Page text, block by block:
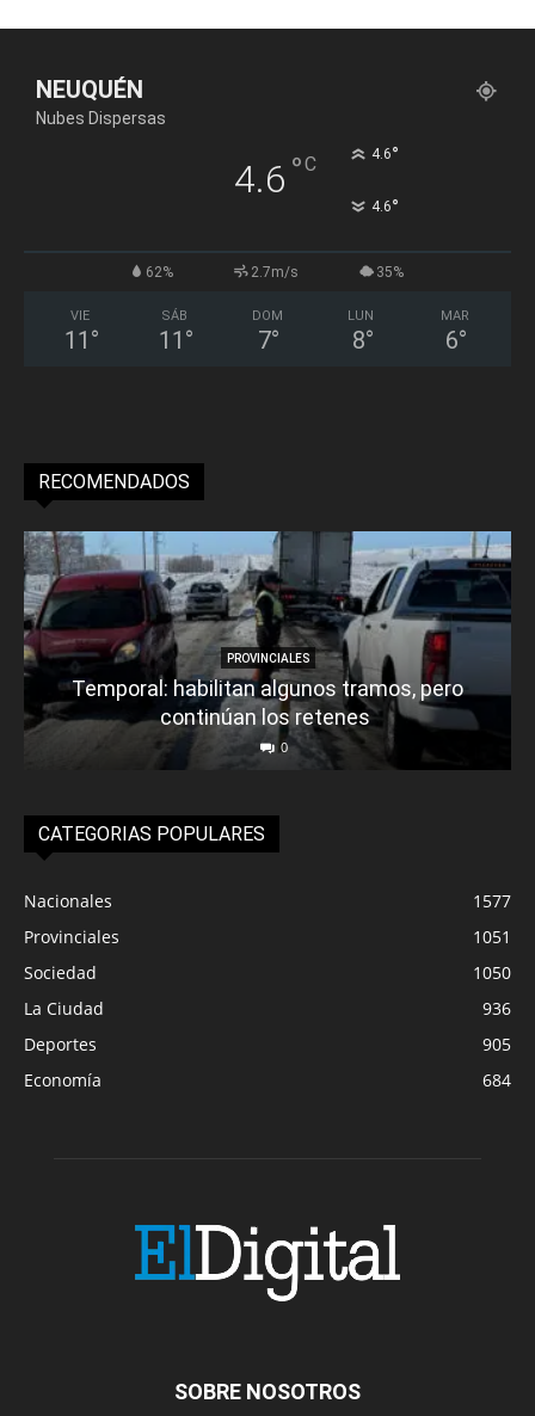
NEUQUÉN
Nubes Dispersas
4.6 °C 4.6°
4.6°
62% 2.7m/s 35%
VIE
11 °
SÁB
11 °
DOM
7°
LUN
8°
MAR
6°
RECOMENDADOS
PROVINCIALES
Temporal: habilitan algunos tramos, pero
continúan los retenes
0
CATEGORIAS POPULARES
Nacionales
1577
Provinciales
1051
Sociedad
1050
La Ciudad
936
Deportes
905
Economía
684
SOBRE NOSOTROS